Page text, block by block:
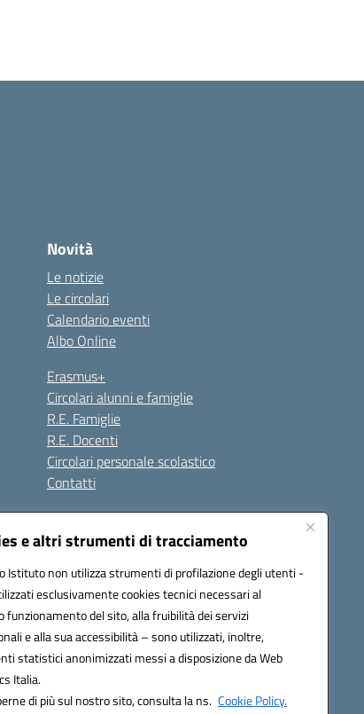
e altri strumenti di tracciamento
Istituto non utilizza strumenti di profilazione degli utenti -
esclusivamente cookies tecnici necessari al
funzionamento del sito, alla fruibilità dei servizi
e alla sua accessibilità – sono utilizzati, inoltre,
statistici anonimizzati messi a disposizione da Web
Italia.
di più sul nostro sito, consulta la ns. Cookie Policy.
Novità
Le notizie
Le circolari
Calendario eventi
Albo Online
Erasmus+
Circolari alunni e famiglie
R.E. Famiglie
R.E. Docenti
Circolari personale scolastico
Contatti
Seguici su: